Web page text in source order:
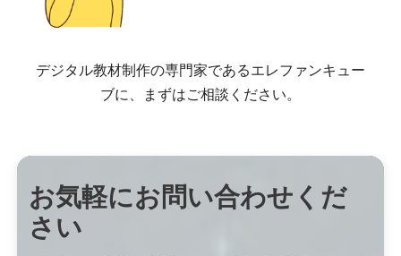
デジタル教材制作の専門家であるエレファンキュー
ブに、まずはご相談ください。
お気軽にお問い合わせくだ
さい